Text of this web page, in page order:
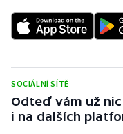
Ostatní
SOCIÁLNÍ SÍTĚ
Odteď vám už
i na dalších